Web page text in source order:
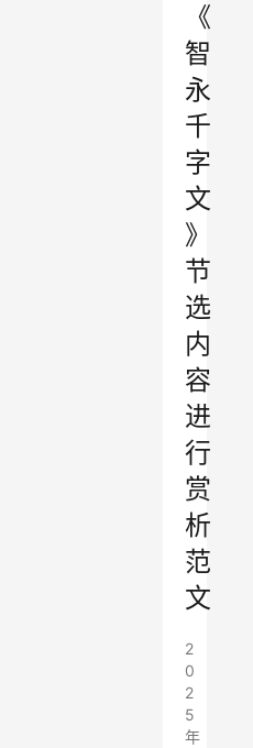
《
智
永
千
字
文
》
节
选
内
容
进
行
赏
析
范
文
2
0
2
5
年